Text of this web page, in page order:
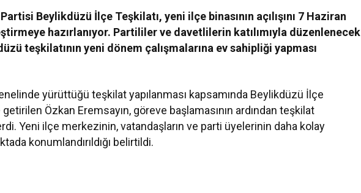
Beylikdüzü İlçe Teşkilatı, yeni ilçe binasının açılışını 7 Haziran
hazırlanıyor. Partililer ve davetlilerin katılımıyla düzenlenecek
teşkilatının yeni dönem çalışmalarına ev sahipliği yapması
yürüttüğü teşkilat yapılanması kapsamında Beylikdüzü İlçe
getirilen Özkan Eremsayın, göreve başlamasının ardından teşkilat
Yeni ilçe merkezinin, vatandaşların ve parti üyelerinin daha kolay
konumlandırıldığı belirtildi.